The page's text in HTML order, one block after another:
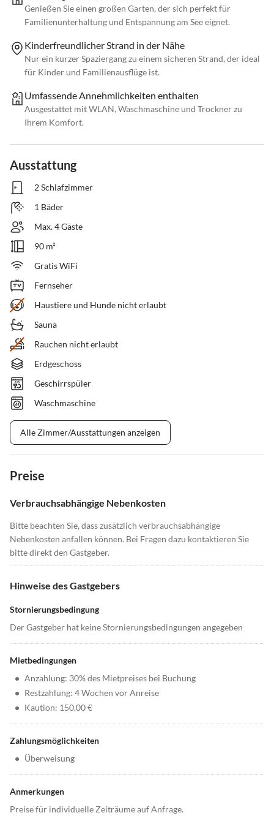
Genießen Sie einen großen Garten, der sich perfekt für
Familienunterhaltung und Entspannung am See eignet.
Kinderfreundlicher Strand in der Nähe
Nur ein kurzer Spaziergang zu einem sicheren Strand, der ideal
für Kinder und Familienausflüge ist.
Umfassende Annehmlichkeiten enthalten
Ausgestattet mit WLAN, Waschmaschine und Trockner zu
Ihrem Komfort.
Ausstattung
2 Schlafzimmer
1 Bäder
Max. 4 Gäste
90 m²
Gratis WiFi
Fernseher
Haustiere und Hunde nicht erlaubt
Sauna
Rauchen nicht erlaubt
Erdgeschoss
Geschirrspüler
Waschmaschine
Alle Zimmer/Ausstattungen anzeigen
Preise
Verbrauchsabhängige Nebenkosten
Bitte beachten Sie, dass zusätzlich verbrauchsabhängige
Nebenkosten anfallen können. Bei Fragen dazu kontaktieren Sie
bitte direkt den Gastgeber.
Hinweise des Gastgebers
Stornierungsbedingung
Der Gastgeber hat keine Stornierungsbedingungen angegeben
Mietbedingungen
• Anzahlung: 30% des Mietpreises bei Buchung
• Restzahlung: 4 Wochen vor Anreise
• Kaution: 150,00 €
Zahlungsmöglichkeiten
• Überweisung
Anmerkungen
Preise für individuelle Zeiträume auf Anfrage.